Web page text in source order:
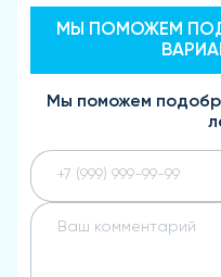
МЫ ПОМОЖЕМ
Мы поможем